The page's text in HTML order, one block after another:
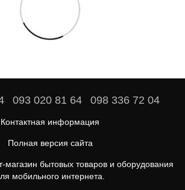
093 020 81 64 098 336 72 04
Контактная информация
Полная версия сайта
магазин бытовых товаров и оборудования
мобильного интернета.